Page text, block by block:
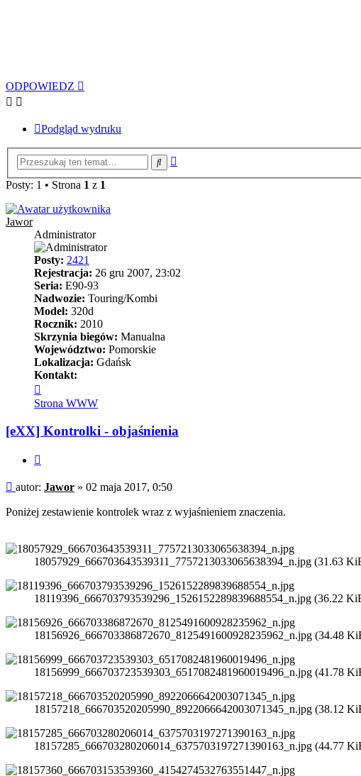
ODPOWIEDZ
Podgląd wydruku
Szukaj
Posty: 1 • Strona 1 z 1
Jawor
Administrator
Posty: 2421
Rejestracja: 26 gru 2007, 23:02
Seria: E90-93
Nadwozie: Touring/Kombi
Model: 320d
Rocznik: 2010
Skrzynia biegów: Manualna
Województwo: Pomorskie
Lokalizacja: Gdańsk
Kontakt:
się
z
Jawor
Strona WWW
[eXX] Kontrolki - objaśnienia
Post
autor: Jawor » 02 maja 2017, 0:50
Poniżej zestawienie kontrolek wraz z wyjaśnieniem znaczenia.
18057929_666703643539311_7757213033065638394_n.jpg (31.63
18119396_666703793539296_1526152289839688554_n.jpg (36.22
18156926_666703386872670_8125491600928235962_n.jpg (34.48
18156999_666703723539303_6517082481960019496_n.jpg (41.78
18157218_666703520205990_8922066642003071345_n.jpg (38.12
18157285_666703280206014_6375703197271390163_n.jpg (44.77